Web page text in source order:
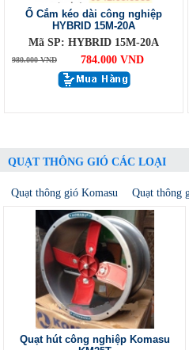
Ổ Cắm kéo dài công nghiệp
HYBRID 15M-20A
Mã SP: HYBRID 15M-20A
980.000 VND 784.000 VND
QUẠT THÔNG GIÓ CÁC LOẠI
Quạt thông gió Komasu Quạt thông
Quạt hút công nghiệp Komasu